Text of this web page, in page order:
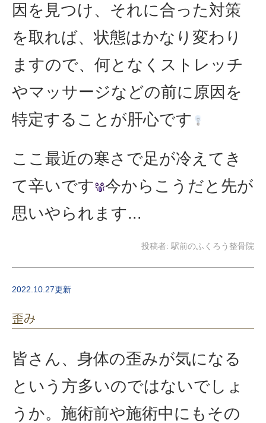
因を見つけ、それに合った対策
を取れば、状態はかなり変わり
ますので、何となくストレッチ
やマッサージなどの前に原因を
特定することが肝心です
ここ最近の寒さで足が冷えてき
て辛いです
今からこうだと先が
思いやられます...
投稿者: 駅前のふくろう整骨院
2022.10.27更新
歪み
皆さん、身体の歪みが気になる
という方多いのではないでしょ
うか。施術前や施術中にもその